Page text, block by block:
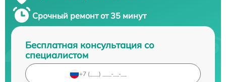
Срочный ремонт от 35 минут
Бесплатная консультация со
специалистом